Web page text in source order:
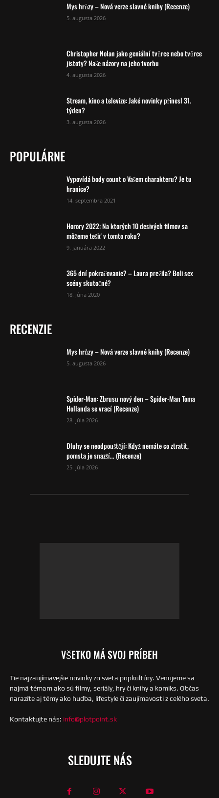
Mys hrůzy – Nová verze slavné knihy (Recenze)
5. augusta 2026
Christopher Nolan jako geniální tvůrce nebo tvůrce
jistoty? Naše názory na jeho tvorbu
4. augusta 2026
Stream, kino a televize: Jaké novinky přinesl 31.
týden?
3. augusta 2026
POPULÁRNE
Vypovídá body count o Vašem charakteru? Je tu
hranice?
14. septembra 2021
Horory 2022: Na ktorých 10 desivých filmov sa
môžeme tešiť v tomto roku?
9. januára 2022
365 dní pokračovanie? – Laura prežila? Boli sex
scény skutočné?
18. júna 2020
RECENZIE
Mys hrůzy – Nová verze slavné knihy (Recenze)
5. augusta 2026
Spider-Man: Zbrusu nový den – Spider-Man Toma
Hollanda se vrací (Recenze)
28. júla 2026
Dluhy se neodpouštějí: Když nemáte co ztratit,
pomsta je snazší… (Recenze)
25. júla 2026
VŠETKO MÁ SVOJ PRÍBEH
Tie najzaujímavejšie novinky zo sveta popkultúry. Venujeme sa
najmä témam ako sú filmy, seriály, hry či knihy a komiks. Občas
narazíte aj témy ako hudba, lifestyle či zaujímavosti z celého sveta.
Kontaktujte nás: info@plotpoint.sk
SLEDUJTE NÁS